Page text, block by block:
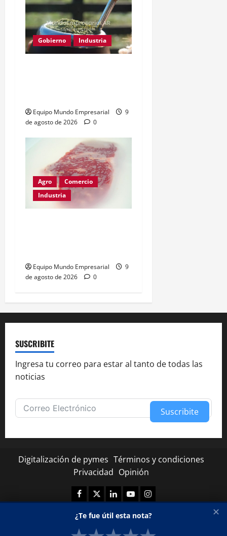
Gobierno Industria
Equipo Mundo Empresarial
9
de agosto de 2026
0
Agro
Comercio
Industria
Equipo Mundo Empresarial
9
de agosto de 2026
0
SUSCRIBITE
Ingresa tu correo para estar al tanto de todas las
noticias
Suscribite
Digitalización de pymes Términos y condiciones
Privacidad Opinión
Facebook
TwitterLinkedinYoutubeInstagram
Copyright © Todos los derechos reservados.
MoreNewspor AF themes.
✕
¿Te fue útil esta nota?
★★★★★